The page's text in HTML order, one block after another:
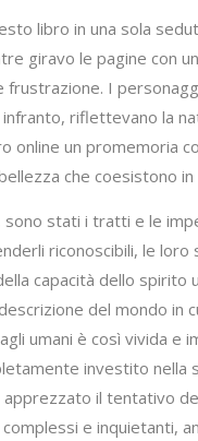
libro in una sola
giravo le pagine con
frustrazione. I
infranto, riflettevano la
online un promemoria
che coesistono in
sono stati i tratti e le
riconoscibili, le loro
capacità dello spirito
del mondo in
umani è così vivida e
investito nella
il tentativo
e inquietanti,